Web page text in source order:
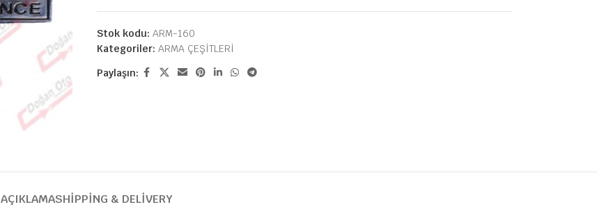
Stok kodu: ARM-160
Kategoriler: ARMA ÇEŞİTLERİ
Paylaşın:
AÇIKLAMASHIPPING & DELIVERY